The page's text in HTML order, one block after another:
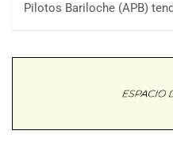
Pilotos Bariloche (APB)